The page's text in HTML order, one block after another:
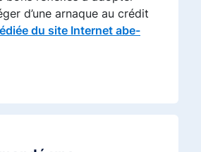
d’une arnaque au crédit
du site Internet abe-